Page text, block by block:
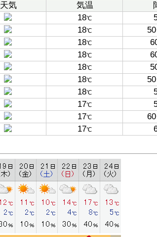
天気 気温
18℃
18℃ 50
18℃
18℃
18℃
18℃ 50
18℃
17℃
17℃ 60
17℃